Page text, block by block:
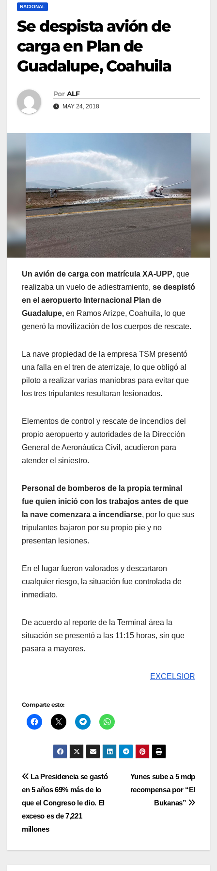
NACIONAL
Se despista avión de
carga en Plan de
Guadalupe, Coahuila
Por ALF
MAY 24, 2018
Un avión de carga con matrícula XA-UPP, que
realizaba un vuelo de adiestramiento, se despistó
en el aeropuerto Internacional Plan de
Guadalupe, en Ramos Arizpe, Coahuila, lo que
generó la movilización de los cuerpos de rescate.
La nave propiedad de la empresa TSM presentó
una falla en el tren de aterrizaje, lo que obligó al
piloto a realizar varias maniobras para evitar que
los tres tripulantes resultaran lesionados.
Elementos de control y rescate de incendios del
propio aeropuerto y autoridades de la Dirección
General de Aeronáutica Civil, acudieron para
atender el siniestro.
Personal de bomberos de la propia terminal
fue quien inició con los trabajos antes de que
la nave comenzara a incendiarse, por lo que sus
tripulantes bajaron por su propio pie y no
presentan lesiones.
En el lugar fueron valorados y descartaron
cualquier riesgo, la situación fue controlada de
inmediato.
De acuerdo al reporte de la Terminal área la
situación se presentó a las 11:15 horas, sin que
pasara a mayores.
EXCELSIOR
Comparte esto:
Navegación
de
entradas
Yunes sube a 5 mdp
recompensa por “El
Bukanas”
La Presidencia se gastó
en 5 años 69% más de lo
que el Congreso le dio. El
exceso es de 7,221
millones